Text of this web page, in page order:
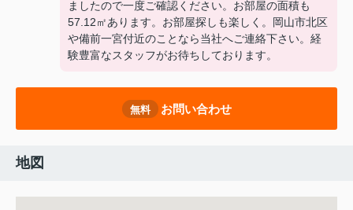
ましたので一度ご確認ください。お部屋の面積も
57.12㎡あります。お部屋探しも楽しく。岡山市北区
や備前一宮付近のことなら当社へご連絡下さい。経
験豊富なスタッフがお待ちしております。
無料 お問い合わせ
地図